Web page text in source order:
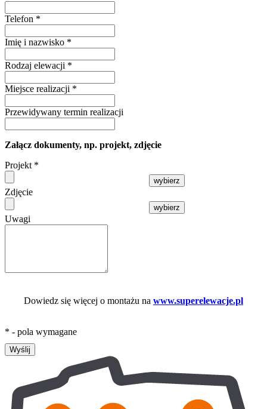
Telefon *
Imię i nazwisko *
Rodzaj elewacji *
Miejsce realizacji *
Przewidywany termin realizacji
Załącz dokumenty, np. projekt, zdjęcie
Projekt *
wybierz
Zdjęcie
wybierz
Uwagi
Dowiedz się więcej o montażu na www.superelewacje.pl
* - pola wymagane
Wyślij